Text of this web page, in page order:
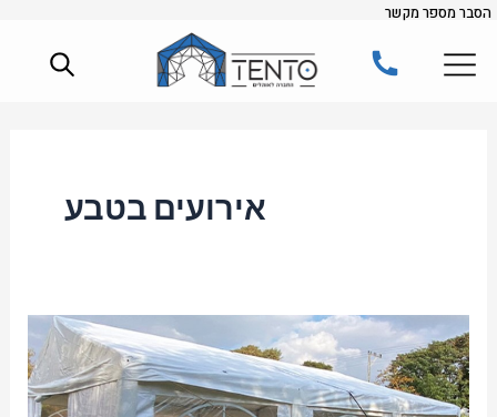
דילוג
לתוכן
הסבר מספר מקשר
אירועים בטבע
אוהלים
להשכרה:
פתרון